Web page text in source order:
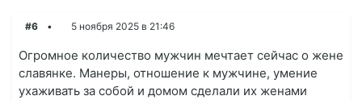
#6 5 ноября 2025 в 21:46
Огромное количество мужчин мечтает сейчас о жене
славянке. Манеры, отношение к мужчине, умение
ухаживать за собой и домом сделали их женами